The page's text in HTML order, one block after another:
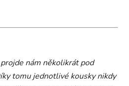
nám několikrát pod
tomu jednotlivé kousky nikdy